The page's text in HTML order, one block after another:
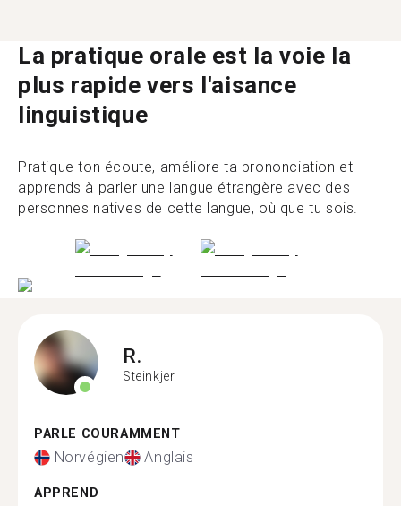
La pratique orale est la voie la
plus rapide vers l'aisance
linguistique
Pratique ton écoute, améliore ta prononciation et
apprends à parler une langue étrangère avec des
personnes natives de cette langue, où que tu sois.
R.
Steinkjer
PARLE COURAMMENT
Norvégien Anglais
APPREND